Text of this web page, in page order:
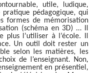
utile, ludique,
pédagogique, qui
formes de mémorisation
(schéma en 3D) … Il
plus l’utiliser à l’école. Il
Un outil doit rester un
selon les matières, les
de l’enseignant. Non,
en présentiel,